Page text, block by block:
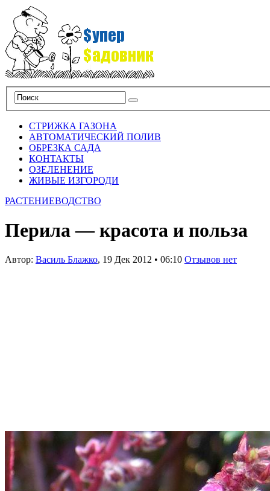
СТРИЖКА ГАЗОНА
АВТОМАТИЧЕСКИЙ ПОЛИВ
ОБРЕЗКА САДА
КОНТАКТЫ
ОЗЕЛЕНЕНИЕ
ЖИВЫЕ ИЗГОРОДИ
РАСТЕНИЕВОДСТВО
Перила — красота и польза
Автор: Василь Блажко, 19 Дек 2012 • 06:10 Отзывов нет